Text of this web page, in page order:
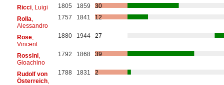
Ricci, Luigi 1805 1859
30
Rolla
Alessandro
1757 1841 12
Rose,
Vincent
1880 1944 27
Rossini,
Gioachino
1792 1868 39
Rudolf von
Österreich,
1788 1831 2